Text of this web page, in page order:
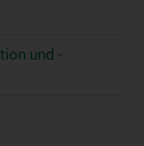
und -